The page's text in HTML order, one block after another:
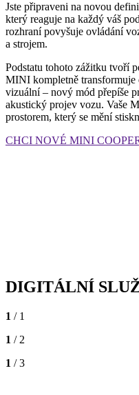
Jste připraveni na novou
který reaguje na každý váš
rozhraní povyšuje ovládání
a strojem.
Podstatu tohoto zážitku tvoří
MINI kompletně transformuje
vizuální – nový mód přepíše
akustický projev vozu. Vaše
prostorem, který se mění
CHCI NOVÉ MINI
DIGITÁLNÍ
1 / 1
1 / 2
1 / 3